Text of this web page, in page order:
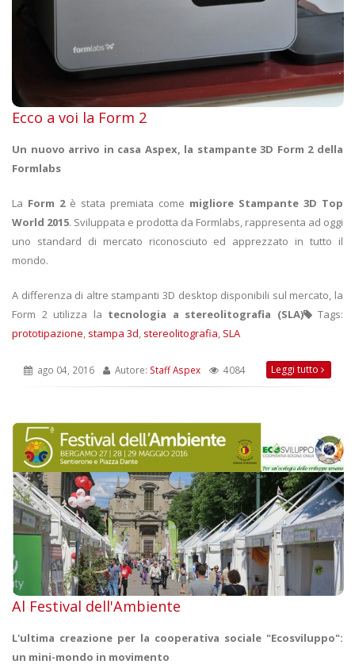
Ecco a voi la Form 2
Un nuovo arrivo in casa Aspex, la stampante 3D Form 2 della
Formlabs
La Form 2è stata premiata come migliore Stampante 3D Top
World 2015. Sviluppata e prodotta da Formlabs, rappresenta ad oggi
uno standard di mercato riconosciuto ed apprezzato in tutto il
mondo.
A differenza di altre stampanti 3D desktop disponibili sul mercato, la
Form 2 utilizza la tecnologia a stereolitografia (SLA)
Tags:
prototipazione, stampa 3d, stereolitografia, SLA
ago 04, 2016 Autore: Staff Aspex 4084 Leggi tutto
Al Festival dell'Ambiente
L'ultima creazione per la cooperativa sociale "Ecosviluppo":
un mini-mondo in movimento